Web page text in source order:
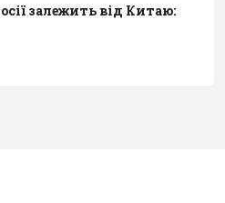
залежить від Китаю: